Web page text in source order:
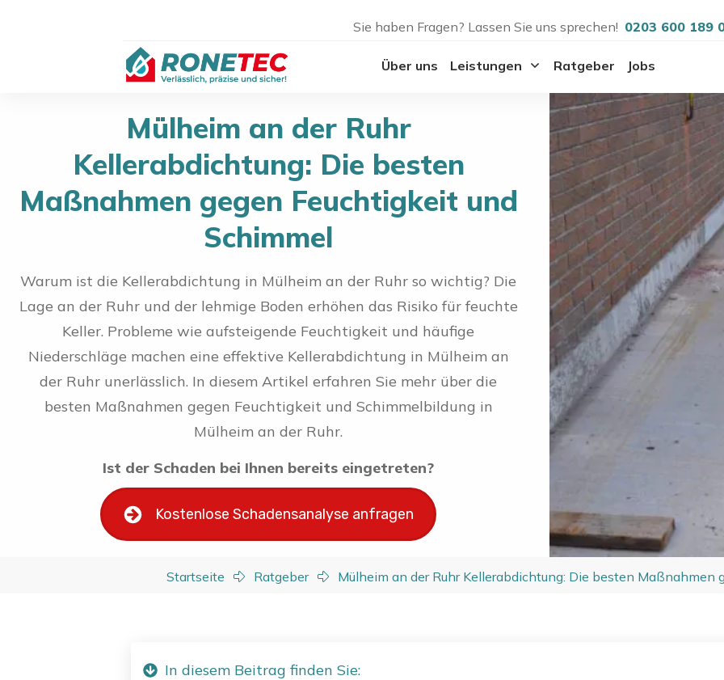
Sie haben Fragen? Lassen Sie uns sprechen! 0203 600 189
Über uns Leistungen Ratgeber Jobs
Mülheim an der Ruhr
Kellerabdichtung: Die besten
Maßnahmen gegen Feuchtigkeit und
Schimmel
Warum ist die Kellerabdichtung in Mülheim an der Ruhr so wichtig? Die
Lage an der Ruhr und der lehmige Boden erhöhen das Risiko für feuchte
Keller. Probleme wie aufsteigende Feuchtigkeit und häufige
Niederschläge machen eine effektive Kellerabdichtung in Mülheim an
der Ruhr unerlässlich. In diesem Artikel erfahren Sie mehr über die
besten Maßnahmen gegen Feuchtigkeit und Schimmelbildung in
Mülheim an der Ruhr.
Ist der Schaden bei Ihnen bereits eingetreten?
Kostenlose Schadensanalyse anfragen
Startseite Ratgeber Mülheim an der Ruhr Kellerabdichtung: Die besten Maßnahmen
In diesem Beitrag finden Sie: